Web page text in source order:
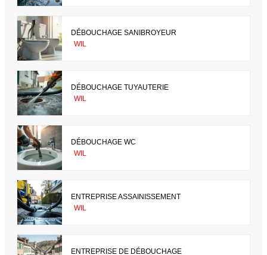
DÉBOUCHAGE SANIBROYEUR
WIL
DÉBOUCHAGE TUYAUTERIE
WIL
DÉBOUCHAGE WC
WIL
ENTREPRISE ASSAINISSEMENT
WIL
ENTREPRISE DE DÉBOUCHAGE